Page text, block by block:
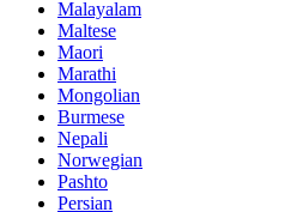
Malayalam
Maltese
Maori
Marathi
Mongolian
Burmese
Nepali
Norwegian
Pashto
Persian